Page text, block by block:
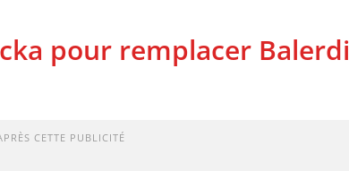
pour remplacer Balerdi
CETTE PUBLICITÉ